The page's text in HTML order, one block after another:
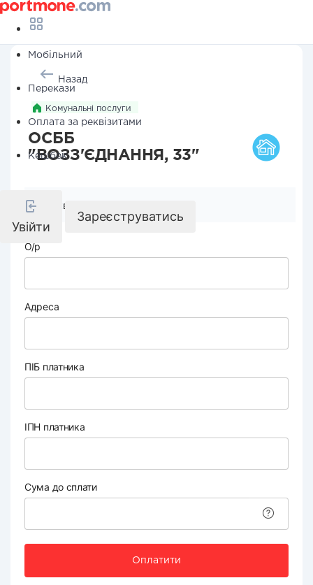
Мобільний
Перекази
Оплата за реквізитами
Кешбек
Увійти
Зареєструватись
Назад
Комунальні послуги
ОСББ
"ВОЗЗ'ЄДНАННЯ, 33"
Реквізити компанії
О/р
Адреса
ПІБ платника
ІПН платника
Сума до сплати
Оплатити